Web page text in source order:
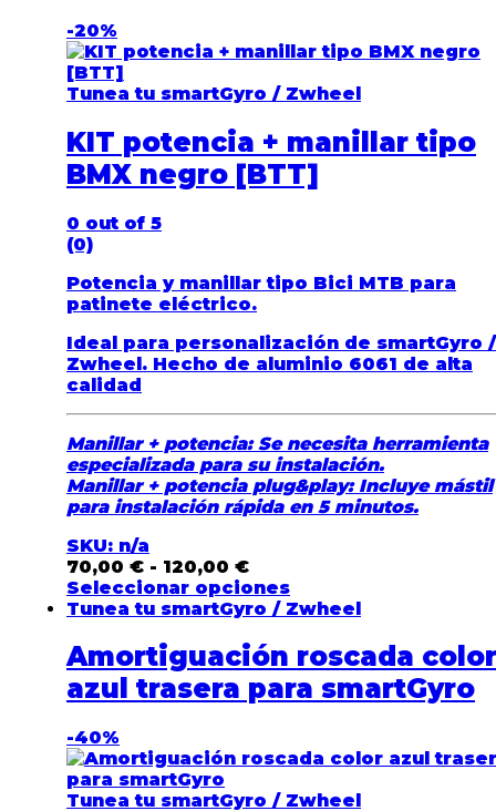
-20%
Tunea tu smartGyro / Zwheel
KIT potencia + manillar tipo
BMX negro [BTT]
0 out of 5
(0)
Potencia y manillar tipo Bici MTB para
patinete eléctrico.
Ideal para personalización de smartGyro /
Zwheel. Hecho de aluminio 6061 de alta
calidad
Manillar + potencia: Se necesita herramienta
especializada para su instalación.
Manillar + potencia plug&play: Incluye mástil
para instalación rápida en 5 minutos.
SKU: n/a
70,00 € - 120,00 €
Seleccionar opciones
Tunea tu smartGyro / Zwheel
Amortiguación roscada color
azul trasera para smartGyro
-40%
Tunea tu smartGyro / Zwheel